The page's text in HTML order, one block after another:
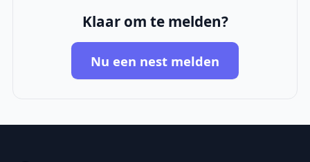
Klaar om te melden?
Nu een nest melden